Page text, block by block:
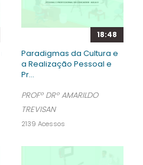
18:48
Paradigmas da Cultura e
a Realização Pessoal e
Pr...
PROFº DRº AMARILDO
TREVISAN
2139 Acessos